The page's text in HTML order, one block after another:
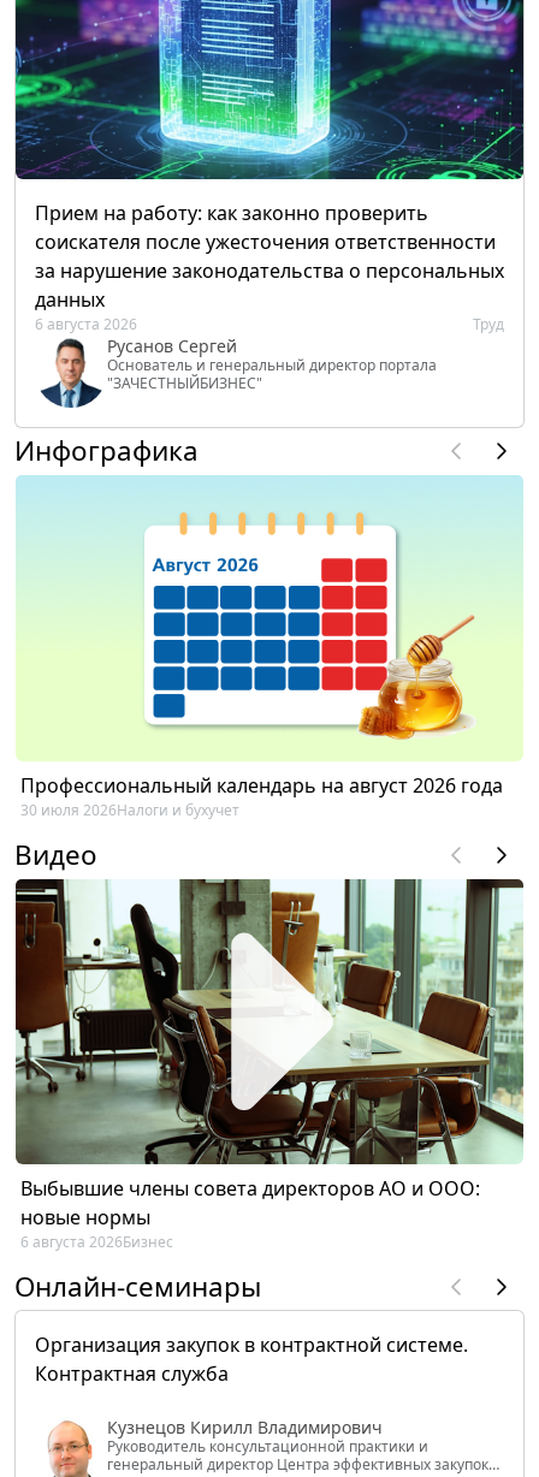
Прием на работу: как законно проверить
соискателя после ужесточения ответственности
за нарушение законодательства о персональных
данных
6 августа 2026 Труд
Русанов Сергей
Основатель и генеральный директор портала
"ЗАЧЕСТНЫЙБИЗНЕС"
Инфографика
Профессиональный календарь на август 2026 года
30 июля 2026Налоги и бухучет
Видео
Выбывшие члены совета директоров АО и ООО:
новые нормы
6 августа 2026Бизнес
Онлайн-семинары
Организация закупок в контрактной системе.
Контрактная служба
Кузнецов Кирилл Владимирович
Руководитель консультационной практики и
генеральный директор Центра эффективных закупок